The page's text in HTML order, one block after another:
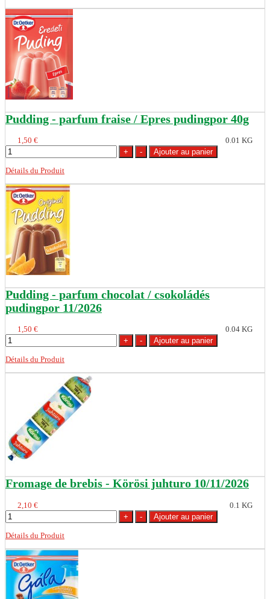
Pudding - parfum fraise / Epres pudingpor 40g
1,50 € 0.01 KG
Détails du Produit
Pudding - parfum chocolat / csokoládés
pudingpor 11/2026
1,50 € 0.04 KG
Détails du Produit
Fromage de brebis - Körösi juhturo 10/11/2026
2,10 € 0.1 KG
Détails du Produit